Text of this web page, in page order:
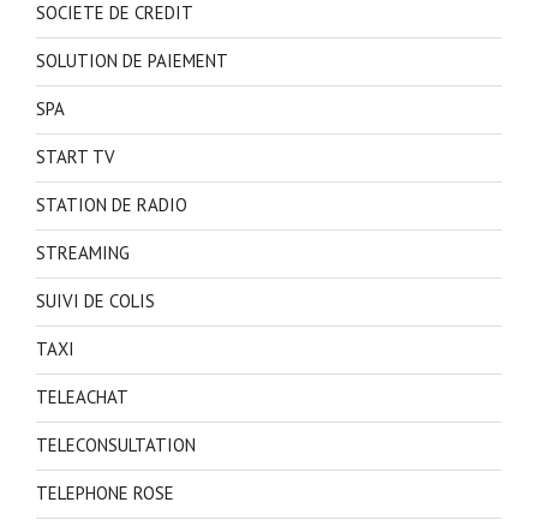
SOCIETE DE CREDIT
SOLUTION DE PAIEMENT
SPA
START TV
STATION DE RADIO
STREAMING
SUIVI DE COLIS
TAXI
TELEACHAT
TELECONSULTATION
TELEPHONE ROSE